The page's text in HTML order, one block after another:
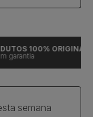
100% ORIGINAIS
semana